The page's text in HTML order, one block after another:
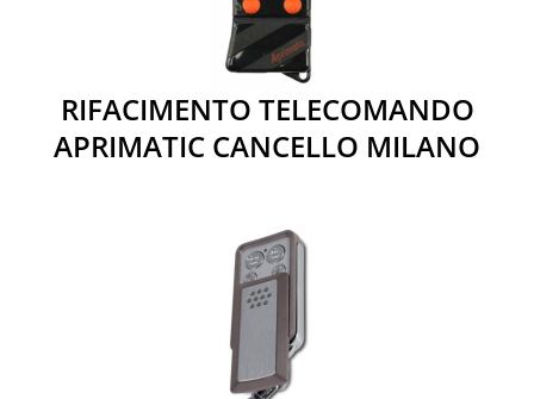
RIFACIMENTO TELECOMANDO
APRIMATIC CANCELLO MILANO